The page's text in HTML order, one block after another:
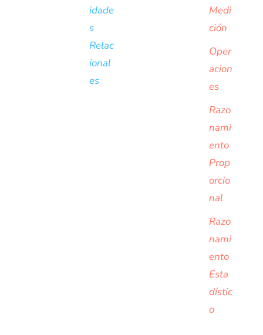
idade
s
Relac
ional
es
Medi
ción
Oper
acion
es
Razo
nami
ento
Prop
orcio
nal
Razo
nami
ento
Esta
dístic
o